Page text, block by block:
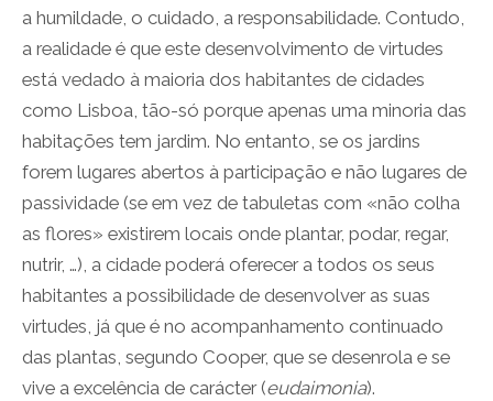
a humildade, o cuidado, a responsabilidade. Contudo,
a realidade é que este desenvolvimento de virtudes
está vedado à maioria dos habitantes de cidades
como Lisboa, tão-só porque apenas uma minoria das
habitações tem jardim. No entanto, se os jardins
forem lugares abertos à participação e não lugares de
passividade (se em vez de tabuletas com «não colha
as flores» existirem locais onde plantar, podar, regar,
nutrir, …), a cidade poderá oferecer a todos os seus
habitantes a possibilidade de desenvolver as suas
virtudes, já que é no acompanhamento continuado
das plantas, segundo Cooper, que se desenrola e se
vive a excelência de carácter (eudaimonia).